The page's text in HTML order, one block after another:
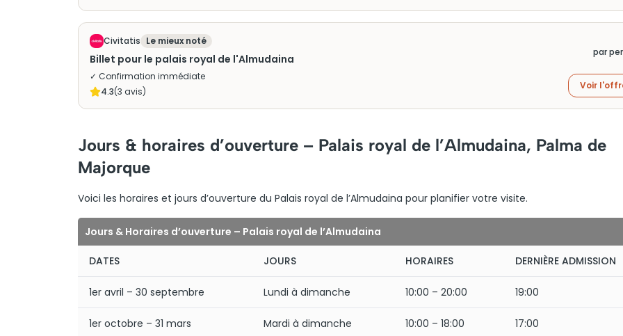
Civitatis Le mieux noté
Billet pour le palais royal de l'Almudaina
✓ Confirmation immédiate
4.3(3 avis)
par
Voir
Jours & horaires d’ouverture – Palais royal de l’Almudaina, Palma de
Majorque
Voici les horaires et jours d’ouverture du Palais royal de l’Almudaina pour planifier votre visite.
Jours & Horaires d’ouverture – Palais royal de l’Almudaina
DATES JOURS HORAIRES DERNIÈRE ADMISSION
1er avril – 30 septembre Lundi à dimanche 10:00 – 20:00 19:00
1er octobre – 31 mars Mardi à dimanche 10:00 – 18:00 17:00